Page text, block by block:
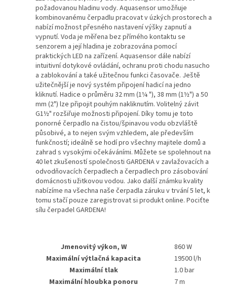
požadovanou hladinu vody. Aquasensor umožňuje
kombinovanému čerpadlu pracovat v úzkých prostorech a
nabízí možnost přesného nastavení výšky zapnutí a
vypnutí. Voda je měřena bez přímého kontaktu se
senzorem a její hladina je zobrazována pomocí
praktických LED na zařízení. Aquasensor dále nabízí
intuitivní dotykové ovládání, ochranu proti chodu nasucho
a zablokování a také užitečnou funkci časovače. Ještě
užitečnější je nový systém připojení hadicí na jedno
kliknutí. Hadice o průměru 32 mm (1¼ "), 38 mm (1½") a 50
mm (2") lze připojit pouhým nakliknutím. Volitelný závit
G1½" rozšiřuje možnosti připojení. Díky tomu je toto
ponorné čerpadlo na čistou/špinavou vodu obzvláště
působivé, a to nejen svým vzhledem, ale především
funkčností; ideálně se hodí pro všechny majitele domů a
zahrad s vysokými očekáváními. Můžete se spolehnout na
40 let zkušeností společnosti GARDENA v zavlažovacích a
odvodňovacích čerpadlech a čerpadlech pro zásobování
domácnosti užitkovou vodou. Jako další známku kvality
nabízíme na všechna naše čerpadla záruku v trvání 5 let, k
tomu stačí pouze zaregistrovat si produkt online. Pociťte
sílu čerpadel GARDENA!
Jmenovitý výkon, W
860 W
Maximální výtlačná kapacita
19500 l/h
Maximální tlak
1.0 bar
Maximální hloubka ponoru
7 m